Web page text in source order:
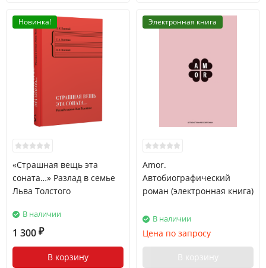
Новинка!
«Страшная вещь эта
соната…» Разлад в семье
Льва Толстого
В наличии
1 300 ₽
В корзину
Электронная книга
Amor.
Автобиографический
роман (электронная книга)
В наличии
Цена по запросу
В корзину